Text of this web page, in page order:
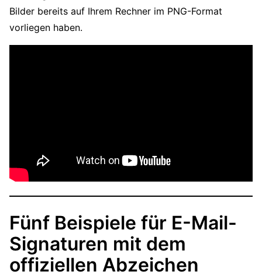
Bilder bereits auf Ihrem Rechner im PNG-Format
vorliegen haben.
Fünf Beispiele für E-Mail-
Signaturen mit dem
offiziellen Abzeichen